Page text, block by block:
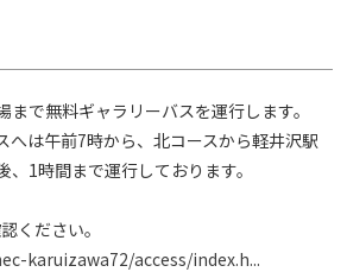
で無料ギャラリーバスを運行します。
は午前7時から、北コースから軽井沢駅
1時間まで運行しております。
karuizawa72/access/index.h...